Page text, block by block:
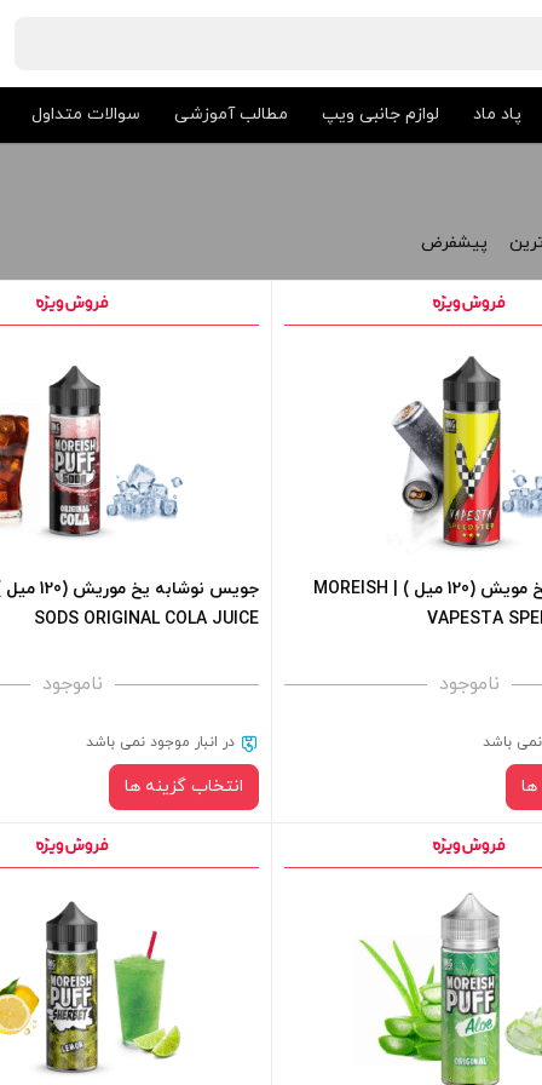
پاد ماد لوازم جانبی ویپ مطالب آموزشی سوالات متداول
پیشفرض
جویس رد بول یخ مویش (120 میل ) | MOREISH
VAPESTA
ناموجود
نمی باشد
نیکوتین:
خرید و نمایش قیمت ، گزینه
بالا انتخاب کنید.
SODS ORIGINAL COLA JUICE
ناموجود
در انبار موجود نمی باشد
انتخاب گزینه ها
صاف
برای فعال شدن سبد خرید و
های محصول را از کادر بالا انتخاب